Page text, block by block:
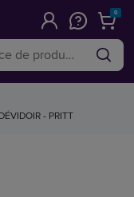
0
- PRITT